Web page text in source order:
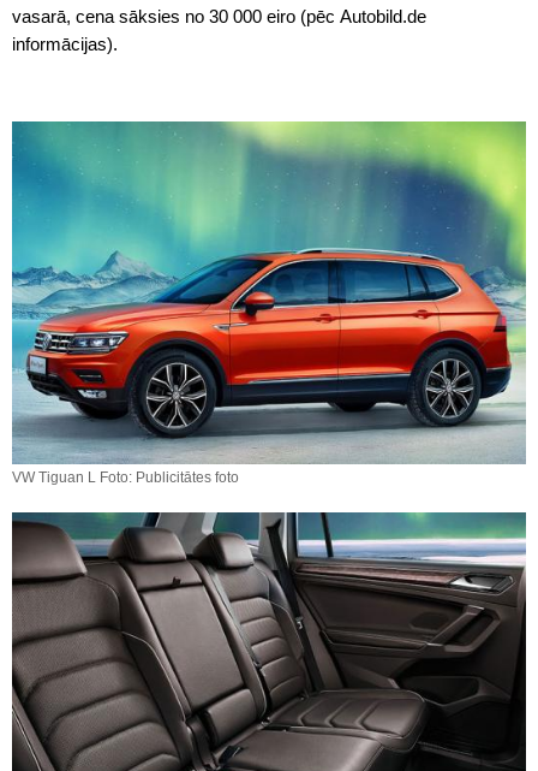
vasarā, cena sāksies no 30 000 eiro (pēc Autobild.de
informācijas).
VW Tiguan L Foto: Publicitātes foto